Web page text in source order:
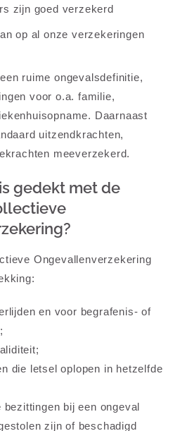
zijn goed verzekerd
op al onze verzekeringen
ruime ongevalsdefinitie,
voor o.a. familie,
Daarnaast
uitzendkrachten,
meeverzekerd.
gedekt met de
Ongevallenverzekering
en voor begrafenis- of
die letsel oplopen in hetzelfde
bij een ongeval
zijn of beschadigd